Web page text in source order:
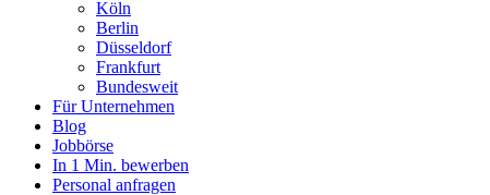
Köln
Berlin
Düsseldorf
Frankfurt
Bundesweit
Für Unternehmen
Blog
Jobbörse
In 1 Min. bewerben
Personal anfragen